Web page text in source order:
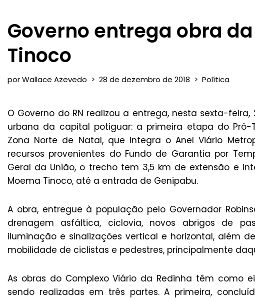
Governo entrega obra
Tinoco
porWallace Azevedo 28 de dezembro de 2018 Política
O Governo do RN realizou a entrega, nesta sexta-
urbana da capital potiguar: a primeira etapa do Pró-
Zona Norte de Natal, que integra o Anel Viário
recursos provenientes do Fundo de Garantia por
Geral da União, o trecho tem 3,5 km de extensão e
Moema Tinoco, até a entrada de Genipabu.
A obra, entregue à população pelo Governador
drenagem asfáltica, ciclovia, novos abrigos de
iluminação e sinalizações vertical e horizontal, além
mobilidade de ciclistas e pedestres, principalmente
As obras do Complexo Viário da Redinha têm como
sendo realizadas em três partes. A primeira,